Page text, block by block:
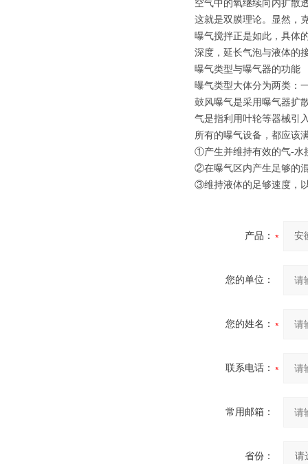
空气中的氧继续向内扩散
这就是双膜理论。显然，
曝气搅拌正是如此，具体
深度，延长气泡与液体的
曝气类型与曝气器的功能
曝气类型大体分为两类：
鼓风曝气是采用曝气器扩
气是指利用叶轮等器械引
所有的曝气设备，都应该
①产生并维持有效的气-水
②在曝气区内产生足够的
③维持液体的足够速度，
产品：
您的单位：
您的姓名：
联系电话：
常用邮箱：
省份：